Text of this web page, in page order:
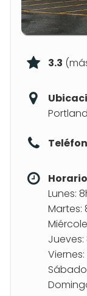
3.3
Portland
Horario
Lunes:
Martes:
Jueves:
Viernes: